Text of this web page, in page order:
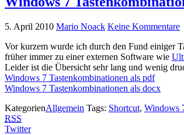
5. April 2010 Mario Noack Keine Kommentare
Vor kurzem wurde ich durch den Fund einiger
früher immer zu einer externen Software wie
Leider ist die Übersicht sehr lang und wenig
Windows 7 Tastenkombinationen als pdf
Windows 7 Tastenkombinationen als docx
KategorienAllgemein Tags: Shortcut, Windows
RSS
Twitter